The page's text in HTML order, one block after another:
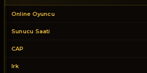
Online Oyuncu
Sunucu Saati
CAP
Irk